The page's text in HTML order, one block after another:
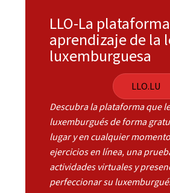
LLO-La
aprendizaje de la
luxemburguesa
LLO.LU
Descubra la plataforma que
luxemburgués de forma
lugar y en cualquier
ejercicios en línea, una
actividades virtuales y
perfeccionar su